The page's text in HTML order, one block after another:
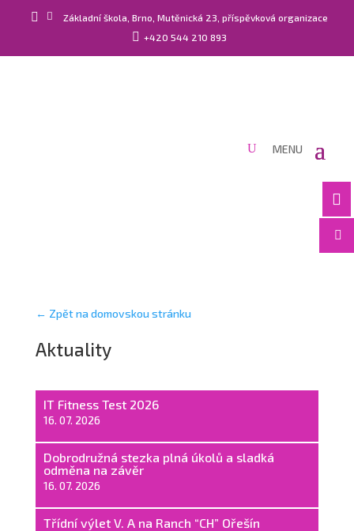
  Základní škola, Brno, Mutěnická 23, příspěvková organizace
 +420 544 210 893


← Zpět na domovskou stránku
Aktuality
IT Fitness Test 2026
16. 07. 2026
Dobrodružná stezka plná úkolů a sladká
odměna na závěr
16. 07. 2026
Třídní výlet V. A na Ranch “CH” Ořešín